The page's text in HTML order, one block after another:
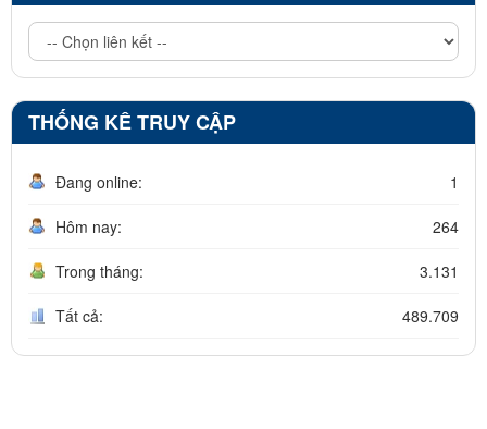
THỐNG KÊ TRUY CẬP
Đang online: 1
Hôm nay: 264
Trong tháng: 3.131
Tất cả: 489.709